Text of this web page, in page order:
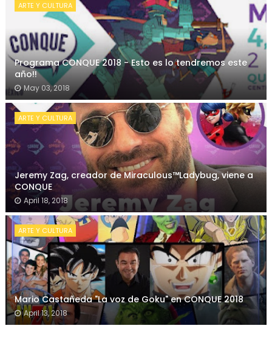
ARTE Y CULTURA
Programa CONQUE 2018 - Esto es lo tendremos este
año!!
May 03, 2018
ARTE Y CULTURA
Jeremy Zag, creador de Miraculous™Ladybug, viene a
CONQUE
April 18, 2018
ARTE Y CULTURA
Mario Castañeda "La voz de Goku" en CONQUE 2018
April 13, 2018